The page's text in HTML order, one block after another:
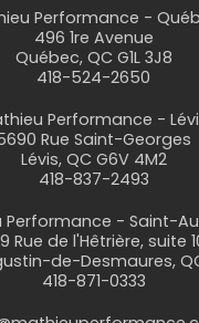
Performance -
496 1re Avenue
Québec, QC G1L 3J8
418-524-2650
Performance -
Rue Saint-Georges
Lévis, QC G6V 4M2
418-837-2493
Performance - Saint-
Rue de l'Hêtrière, suite
de-Desmaures, QC
418-871-0333